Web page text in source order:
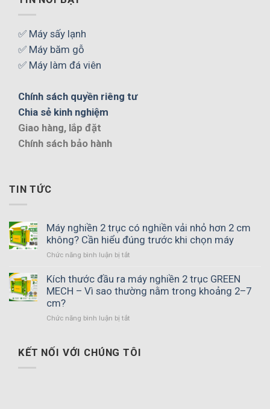
✅ Máy sấy lạnh
✅ Máy băm gỗ
✅ Máy làm đá viên
Chính sách quyền riêng tư
Chia sẻ kinh nghiệm
Giao hàng, lắp đặt
Chính sách bảo hành
TIN TỨC
Máy nghiền 2 trục có nghiền vải nhỏ hơn 2 cm
không? Cần hiểu đúng trước khi chọn máy
Chức năng bình luận bị tắt
nghiền
2
hơn
Kích thước đầu ra máy nghiền 2 trục GREEN
MECH – Vì sao thường nằm trong khoảng 2–7
cm?
Chức năng bình luận bị tắt
đầu
KẾT NỐI VỚI CHÚNG TÔI